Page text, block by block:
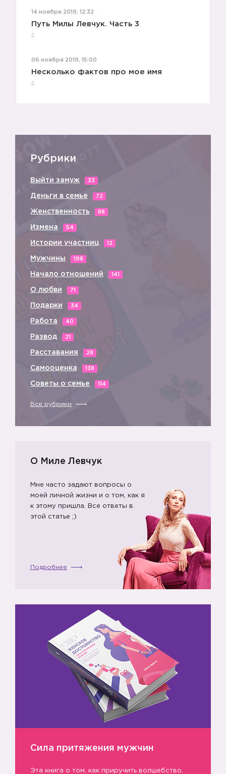
14 ноября 2019, 12:32
Путь Милы Левчук. Часть 3
06 ноября 2019, 15:00
Несколько фактов про мое имя
Рубрики
Выйти замуж 33
Деньги в семье 72
Женственность 88
Измена 54
Истории участниц 12
Мужчины 198
Начало отношений 141
О любви 71
Подарки 34
Работа 40
Развод 21
Расставания 28
Самооценка 138
Советы о семье 114
Все рубрики
О Миле Левчук
Мне часто задают вопросы о
моей личной жизни и о том, как я
к этому пришла. Все ответы в
этой статье ;)
Подробнее
Сила притяжения мужчин
Эта книга о том, как приручить волшебство,